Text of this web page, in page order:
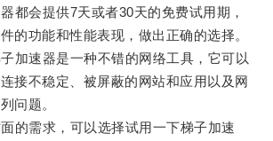
会提供7天或者30天的免费试用期，
的功能和性能表现，做出正确的选择。
速器是一种不错的网络工具，它可以
接不稳定、被屏蔽的网站和应用以及网
问题。
需求，可以选择试用一下梯子加速